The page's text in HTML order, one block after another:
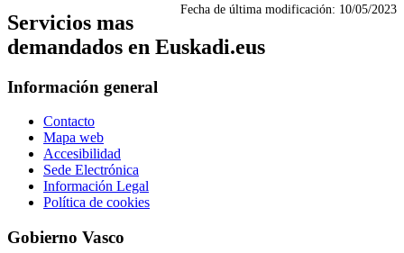
Fecha de última modificación: 10/05/2023
Servicios mas
demandados en Euskadi.eus
Información general
Contacto
Mapa web
Accesibilidad
Sede Electrónica
Información Legal
Política de cookies
Gobierno Vasco